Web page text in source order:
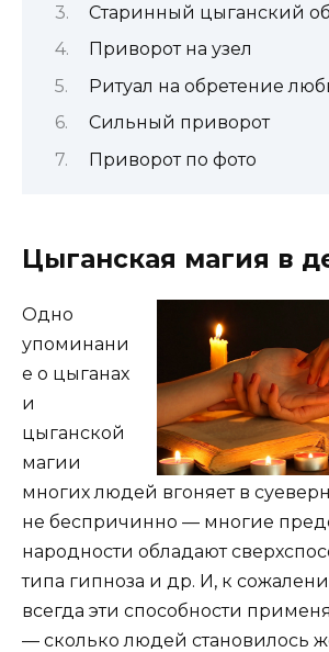
Старинный цыганский
Приворот на узел
Ритуал на обретение
Сильный приворот
Приворот по фото
Цыганская магия в
Одно
упоминани
е о цыганах
и
цыганской
магии
многих людей вгоняет в
не беспричинно — многие
народности обладают
типа гипноза и др. И, к
всегда эти способности
— сколько людей становилось